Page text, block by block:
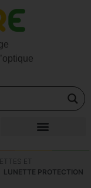
ET
LUNETTE PROTECTION